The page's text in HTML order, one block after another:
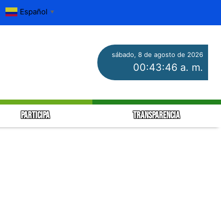
Español ▼
sábado, 8 de agosto de 2026
00:43:46 a. m.
PARTICIPA TRANSPARENCIA